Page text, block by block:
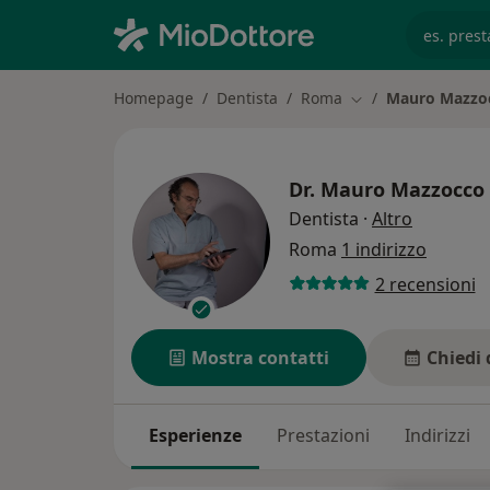
Homepage Dentista Roma Cambia città
Mauro
Dr. Mauro Mazzocco
Dentista · Altro
Roma 1 indirizzo
2 recensioni
Mostra contatti Chiedi
Esperienze Prestazioni Indirizzi